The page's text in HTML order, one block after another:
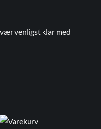
venligst klar med